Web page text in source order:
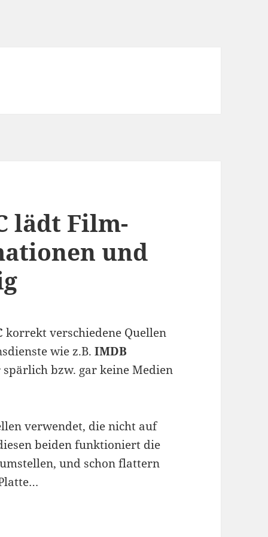
lädt Film-
und
korrekt verschiedene Quellen
wie z.B.IMDB
bzw. gar keine Medien
verwendet, die nicht auf
beiden funktioniert die
und schon flattern